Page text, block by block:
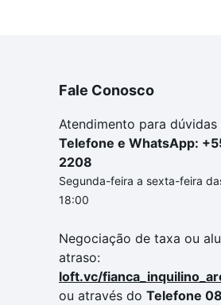
Fale Conosco
Atendimento para dúvidas
Telefone e WhatsApp:
2208
Segunda-feira a sexta-feira
18:00
Negociação de taxa ou
atraso:
loft.vc/
ou através do Telefone